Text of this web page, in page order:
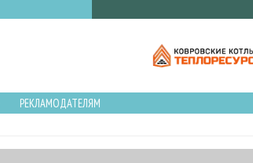
РЕКЛАМОДАТЕЛЯМ